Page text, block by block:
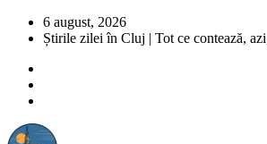
6 august, 2026
Știrile zilei în Cluj | Tot ce contează,